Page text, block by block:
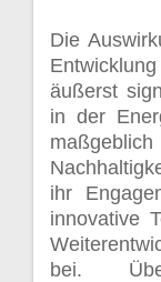
Die
äußerst
in der
ihr
innovative
bei.